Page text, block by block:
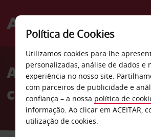
Welcome
AvisAluguer de
carros Katowice
Política de Cookies
Utilizamos cookies para lhe
personalizadas, análise de dados e
experiência no nosso site.
com parceiros de publicidade e
confiança – a nossa política de
informação. Ao clicar em ACEITAR,
utilização de cookies.